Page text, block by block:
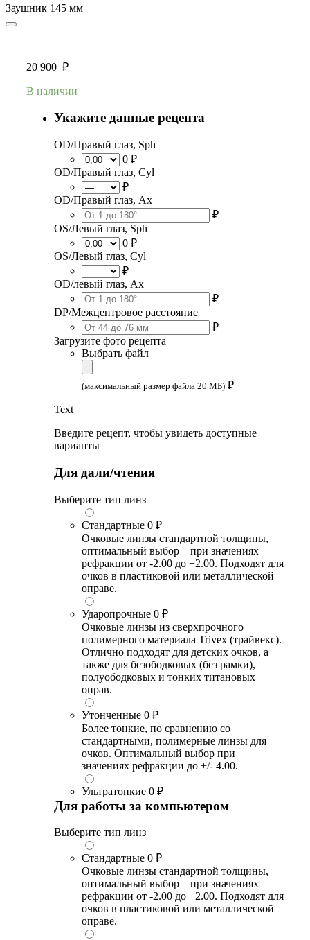
Заушник 145 мм
20 900 ₽
В наличии
Укажите данные рецепта
OD/Правый глаз, Sph
0 ₽
OD/Правый глаз, Cyl
₽
OD/Правый глаз, Ax
₽
OS/Левый глаз, Sph
0 ₽
OS/Левый глаз, Cyl
₽
OD/левый глаз, Ax
₽
DP/Межцентровое расстояние
₽
Загрузите фото рецепта
Выбрать файл
(максимальный размер файла 20 МБ) ₽
Text
Введите рецепт, чтобы увидеть доступные
варианты
Для дали/чтения
Выберите тип линз
Стандартные 0 ₽
Очковые линзы стандартной толщины,
оптимальный выбор – при значениях
рефракции от -2.00 до +2.00. Подходят для
очков в пластиковой или металлической
оправе.
Ударопрочные 0 ₽
Очковые линзы из сверхпрочного
полимерного материала Trivex (трайвекс).
Отлично подходят для детских очков, а
также для безободковых (без рамки),
полуободковых и тонких титановых
оправ.
Утонченные 0 ₽
Более тонкие, по сравнению со
стандартными, полимерные линзы для
очков. Оптимальный выбор при
значениях рефракции до +/- 4.00.
Ультратонкие 0 ₽
Для работы за компьютером
Выберите тип линз
Стандартные 0 ₽
Очковые линзы стандартной толщины,
оптимальный выбор – при значениях
рефракции от -2.00 до +2.00. Подходят для
очков в пластиковой или металлической
оправе.